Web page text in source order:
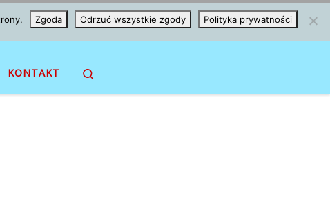
KONTAKT
Zgoda Odrzuć wszystkie zgody Polityka prywatności